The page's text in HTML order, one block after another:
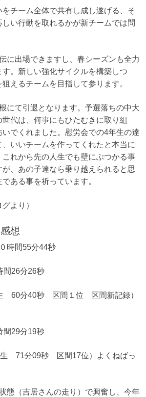
チーム全体で共有し成し遂げる、そ
い行動を取れるかが新チームでは問
に出場できますし、春シーズンも全力
。新しい強化サイクルを構築しつ
えるチームを目指して参ります。
にて引退となります。予選落ちの中大
代は、何事にもひたむきに取り組
でくれました。慰労会での4年生の達
いいチームを作ってくれたと本当に
れから先の人生でも壁にぶつかる事
、あの子達なら乗り越えられると思
ある事を祈っています。
より）
想
間55分44秒
26分26秒
60分40秒 区間１位 区間新記録）
29分19秒
生 71分09秒 区間17位）よくねばっ
態（吉居さんの走り）で興奮し、今年